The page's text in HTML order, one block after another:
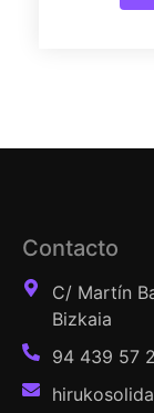
Contacto
C/ Martín
Bizkaia
94 439 57